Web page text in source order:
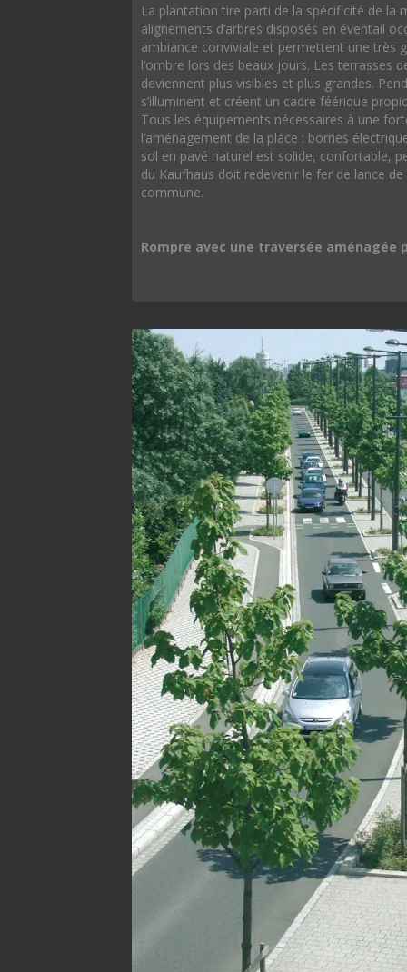
La plantation tire parti de la spécificité de la
alignements d’arbres disposés en éventail
ambiance conviviale et permettent une très
l’ombre lors des beaux jours. Les terrasses
deviennent plus visibles et plus grandes.
s’illuminent et créent un cadre féérique
Tous les équipements nécessaires à une
l’aménagement de la place : bornes
sol en pavé naturel est solide, confortable,
du Kaufhaus doit redevenir le fer de lance
commune.
Rompre avec une traversée